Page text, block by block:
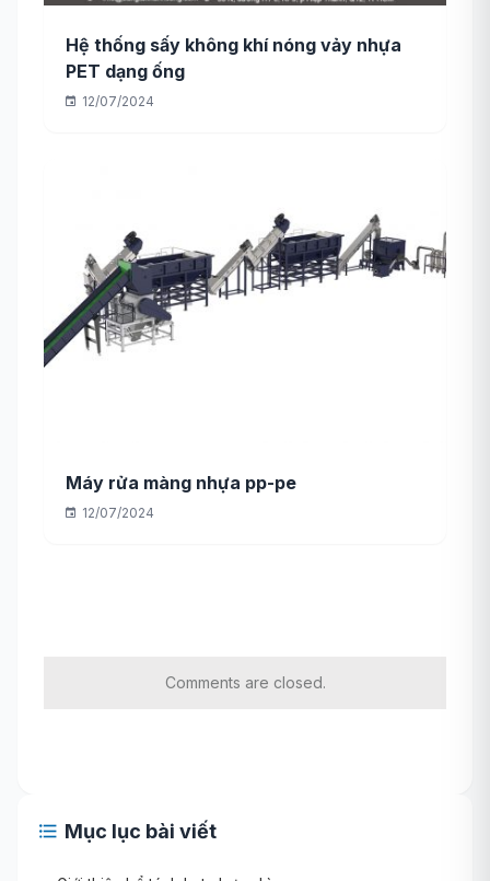
Hệ thống sấy không khí nóng vảy nhựa
PET dạng ống
12/07/2024
Máy rửa màng nhựa pp-pe
12/07/2024
Comments are closed.
Mục lục bài viết